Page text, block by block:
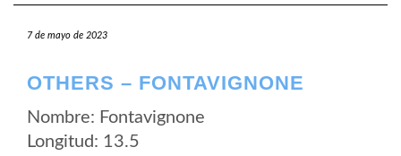
7 de mayo de 2023
OTHERS – FONTAVIGNONE
Nombre: Fontavignone
Longitud: 13.5